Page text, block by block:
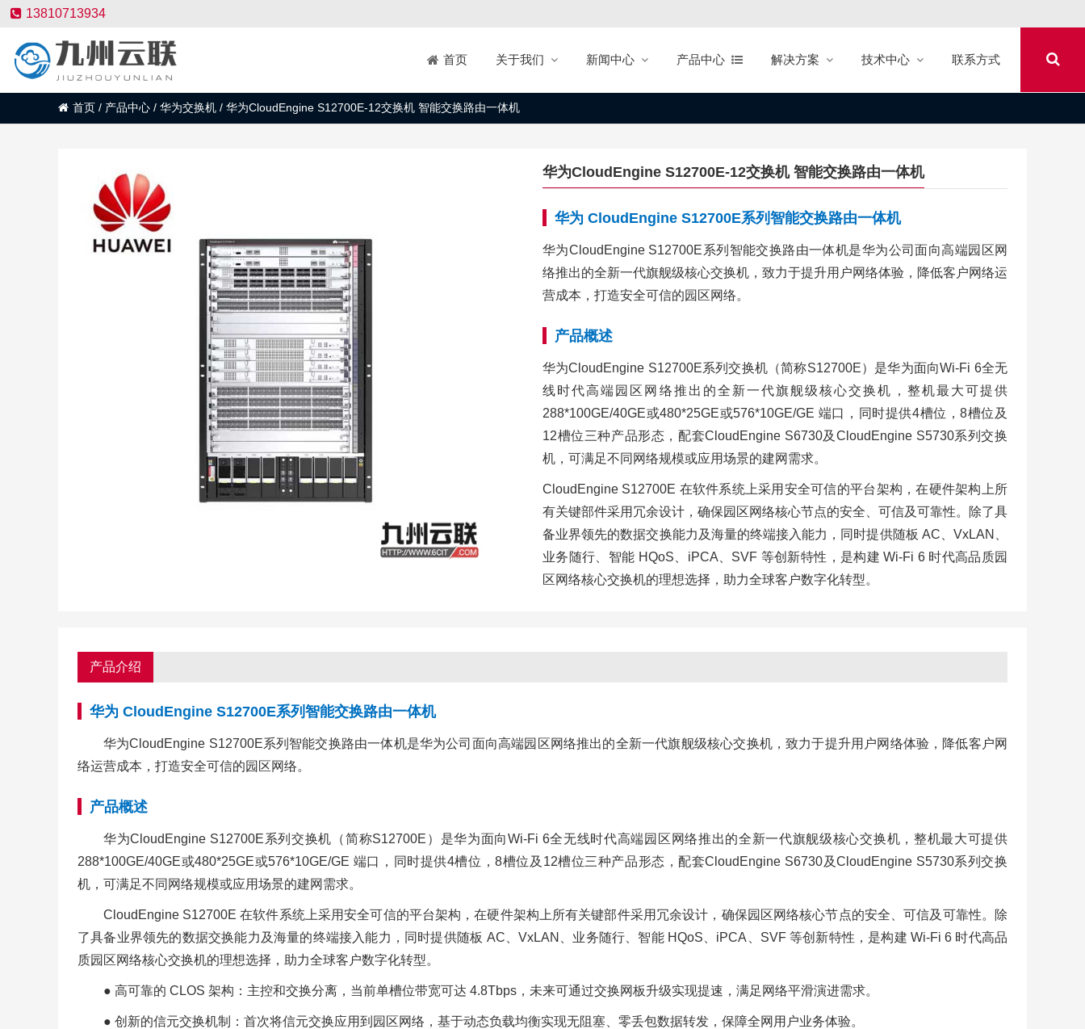
13810713934
首页 关于我们 新闻中心 产品中心 解决方案 技术中心 联系方式
首页 / 产品中心 / 华为交换机 / 华为CloudEngine S12700E-12交换机 智能交换路由一体机
华为CloudEngine S12700E-12交换机 智能交换路由一体机
华为 CloudEngine S12700E系列智能交换路由一体机
华为CloudEngine S12700E系列智能交换路由一体机是华为公司面向高端园区网
络推出的全新一代旗舰级核心交换机，致力于提升用户网络体验，降低客户网络运
营成本，打造安全可信的园区网络。
产品概述
华为CloudEngine S12700E系列交换机（简称S12700E）是华为面向Wi-Fi 6全无
线时代高端园区网络推出的全新一代旗舰级核心交换机，整机最大可提供
288*100GE/40GE或480*25GE或576*10GE/GE 端口，同时提供4槽位，8槽位及
12槽位三种产品形态，配套CloudEngine S6730及CloudEngine S5730系列交换
机，可满足不同网络规模或应用场景的建网需求。
CloudEngine S12700E 在软件系统上采用安全可信的平台架构，在硬件架构上所
有关键部件采用冗余设计，确保园区网络核心节点的安全、可信及可靠性。除了具
备业界领先的数据交换能力及海量的终端接入能力，同时提供随板 AC、VxLAN、
业务随行、智能 HQoS、iPCA、SVF 等创新特性，是构建 Wi-Fi 6 时代高品质园
区网络核心交换机的理想选择，助力全球客户数字化转型。
产品介绍
华为 CloudEngine S12700E系列智能交换路由一体机
华为CloudEngine S12700E系列智能交换路由一体机是华为公司面向高端园区网络推出的全新一代旗舰级核心交换机，致力于提升用户网络体验，降低客户网
络运营成本，打造安全可信的园区网络。
产品概述
华为CloudEngine S12700E系列交换机（简称S12700E）是华为面向Wi-Fi 6全无线时代高端园区网络推出的全新一代旗舰级核心交换机，整机最大可提供
288*100GE/40GE或480*25GE或576*10GE/GE 端口，同时提供4槽位，8槽位及12槽位三种产品形态，配套CloudEngine S6730及CloudEngine S5730系列交换
机，可满足不同网络规模或应用场景的建网需求。
CloudEngine S12700E 在软件系统上采用安全可信的平台架构，在硬件架构上所有关键部件采用冗余设计，确保园区网络核心节点的安全、可信及可靠性。除
了具备业界领先的数据交换能力及海量的终端接入能力，同时提供随板 AC、VxLAN、业务随行、智能 HQoS、iPCA、SVF 等创新特性，是构建 Wi-Fi 6 时代高品
质园区网络核心交换机的理想选择，助力全球客户数字化转型。
● 高可靠的 CLOS 架构：主控和交换分离，当前单槽位带宽可达 4.8Tbps，未来可通过交换网板升级实现提速，满足网络平滑演进需求。
● 创新的信元交换机制：首次将信元交换应用到园区网络，基于动态负载均衡实现无阻塞、零丢包数据转发，保障全网用户业务体验。